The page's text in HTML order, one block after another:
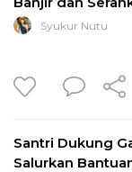
Syukur Nutu
Santri Dukung
Salurkan